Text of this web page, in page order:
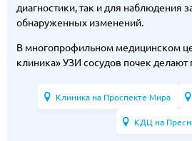
Клиника на Проспекте Мира
КДЦ на
диагностики, так и для наблюдения
обнаруженных изменений.
В многопрофильном медицинском
клиника» УЗИ сосудов почек делают